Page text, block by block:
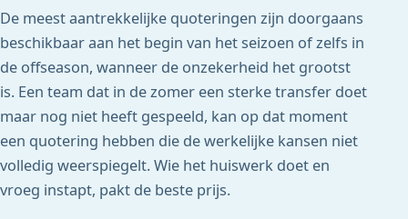
De meest aantrekkelijke quoteringen zijn doorgaans
beschikbaar aan het begin van het seizoen of zelfs in
de offseason, wanneer de onzekerheid het grootst
is. Een team dat in de zomer een sterke transfer doet
maar nog niet heeft gespeeld, kan op dat moment
een quotering hebben die de werkelijke kansen niet
volledig weerspiegelt. Wie het huiswerk doet en
vroeg instapt, pakt de beste prijs.